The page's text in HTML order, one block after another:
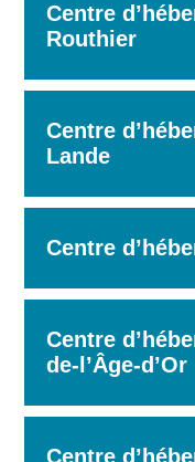
Centre
Routhier
Centre
Lande
Centre
Centre
de-l’Âge-d’Or
Centre